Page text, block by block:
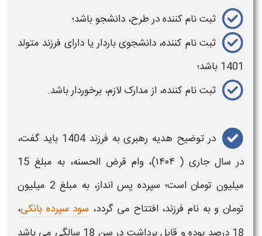
ثبت نام کنندهدرطرح، دانشجوباشد؛
ثبت نام کننده، دانشجویباردار یا دارای فرزند متولد
1401 باشد؛
ثبت نام کننده، از مدارک لازم، برخوردار باشد.
در توضیح هدیه رهبری به فرزند 1404
باید گفت،
در سال جاری (
۱۴۰۴)، وام قرض­ الحسنه، به مبلغ 15
میلیون تومان است؛ سپرده پس ­انداز، به مبلغ 2 میلیون
تومان و به نام فرزند، افتتاح می گردد، سود سپرده بانکی،